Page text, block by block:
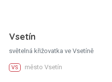
Vsetín
světelná křižovatka ve Vsetíně
VS město Vsetín